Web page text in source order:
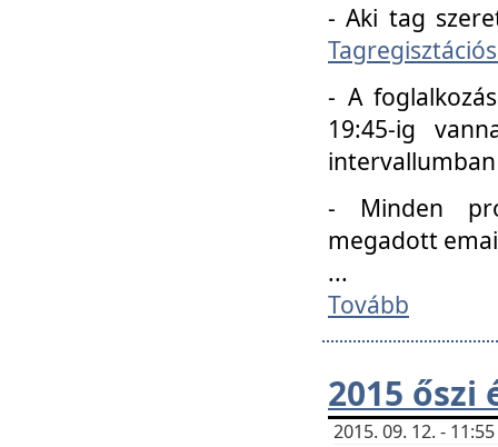
- Aki tag
- A
19:45-ig
- Minden
megadott
...
Tovább
2015
2015. 09. 12. -